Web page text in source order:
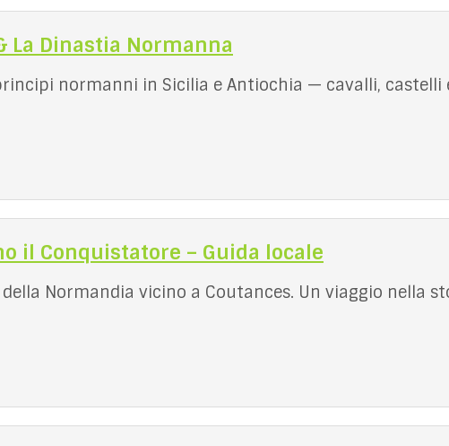
La Dinastia Normanna
normanni in Sicilia e Antiochia — cavalli, castelli
il Conquistatore – Guida locale
Normandia vicino a Coutances. Un viaggio nella